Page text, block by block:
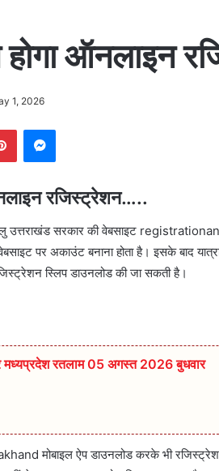
होगा ऑनलाइन
1, 2026
PinterestMessenger
रजिस्ट्रेशन…..
उत्तराखंड सरकार की वेबसाइट
पर अकाउंट बनाना होता है। इसके बाद यात्रा
स्लिप डाउनलोड की जा सकती है।
मध्यप्रदेश रतलाम 05 अगस्त 2026 बुधवार
मोबाइल ऐप डाउनलोड करके भी